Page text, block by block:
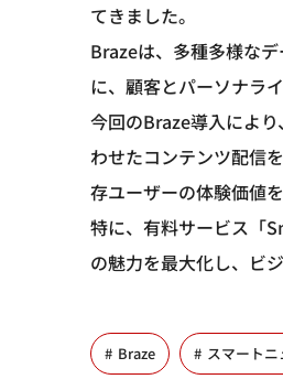
てきました。
Brazeは、多種多様な
に、顧客とパーソナラ
今回のBraze導入によ
わせたコンテンツ配信
存ユーザーの体験価値
特に、有料サービス「
の魅力を最大化し、ビ
Braze スマートニ